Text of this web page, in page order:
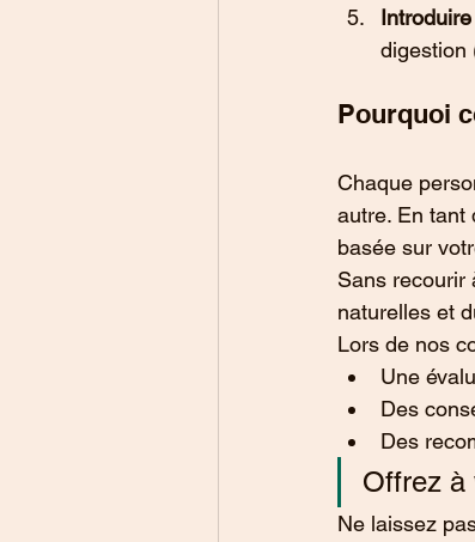
digestion
Pourquoi
Chaque
autre. En tant
basée sur
Sans recourir
naturelles et
Lors de nos
Une
Des
Des
Offrez à
Ne laissez